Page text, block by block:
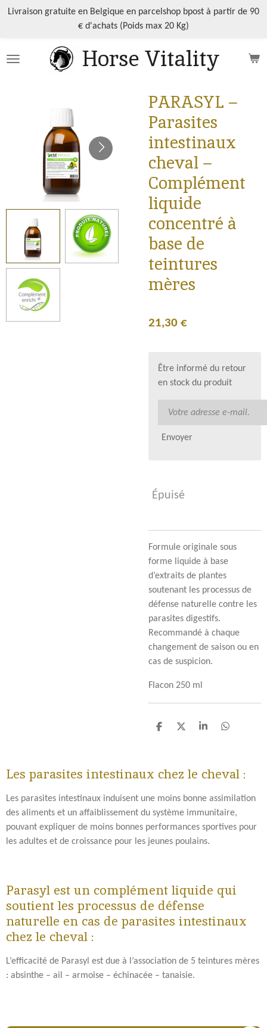
Passer
principal
Horse Vitality
Livraison gratuite en Belgique en parcelshop bpost à partir de 90
€ d'achats (Poids max 20 Kg)
PARASYL –
Parasites
intestinaux
cheval –
Complément
liquide
concentré à
base de
teintures
mères
21,30 €
Être informé du retour
en stock du produit
Envoyer
Épuisé
Formule originale sous
forme liquide à base
d’extraits de plantes
soutenant les processus de
défense naturelle contre les
parasites digestifs.
Recommandé à chaque
changement de saison ou en
cas de suspicion.
Flacon 250 ml
P
a
g
r
P
a
g
r
P
a
g
r
P
a
g
r
Les parasites intestinaux chez le cheval :
Les parasites intestinaux induisent une moins bonne assimilation
des aliments et un affaiblissement du système immunitaire,
pouvant expliquer de moins bonnes performances sportives pour
les adultes et de croissance pour les jeunes poulains.
Parasyl est un complément liquide qui
soutient les processus de défense
naturelle en cas de parasites intestinaux
chez le cheval :
L’efficacité de Parasyl est due à l’association de 5 teintures mères
: absinthe – ail – armoise – échinacée – tanaisie.